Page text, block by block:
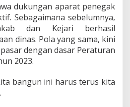
dukungan aparat penegak
Sebagaimana sebelumnya,
dan Kejari berhasil
dinas. Pola yang sama, kini
dengan dasar Peraturan
2023.
bangun ini harus terus kita